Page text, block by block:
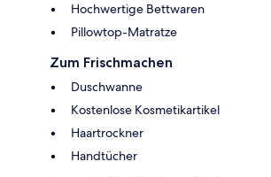
Hochwertige Bettwaren
Pillowtop-Matratze
Zum Frischmachen
Duschwanne
Kostenlose Kosmetikartikel
Haartrockner
Handtücher